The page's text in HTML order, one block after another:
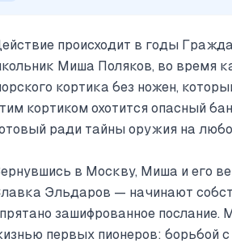
происходит в годы
Миша Поляков, во время
кортика без ножен,
кортиком охотится опасный
ради тайны оружия на
в Москву, Миша и его
Эльдаров — начинают
зашифрованное
первых пионеров: борьбой